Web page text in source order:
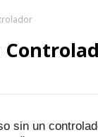
sin un